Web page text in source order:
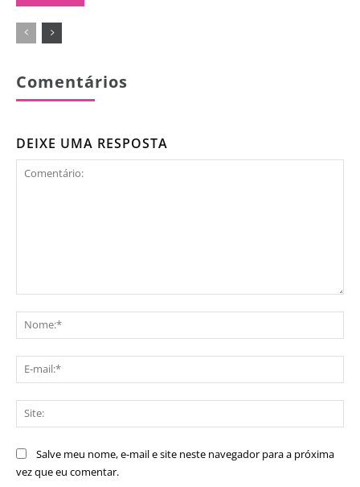
Comentários
DEIXE UMA RESPOSTA
Salve meu nome, e-mail e site neste navegador para a próxima
vez que eu comentar.